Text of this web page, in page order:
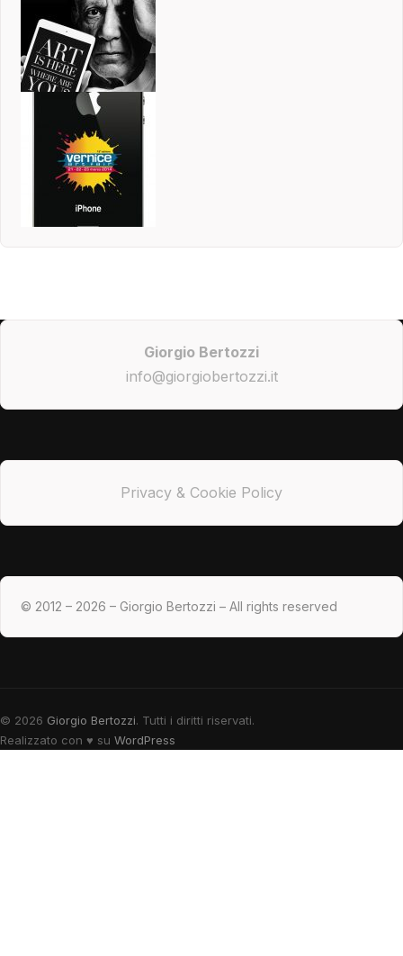
Giorgio Bertozzi
info@giorgiobertozzi.it
Privacy & Cookie Policy
© 2012 – 2026 – Giorgio Bertozzi – All rights reserved
© 2026 Giorgio Bertozzi. Tutti i diritti riservati.
Realizzato con ♥ su WordPress